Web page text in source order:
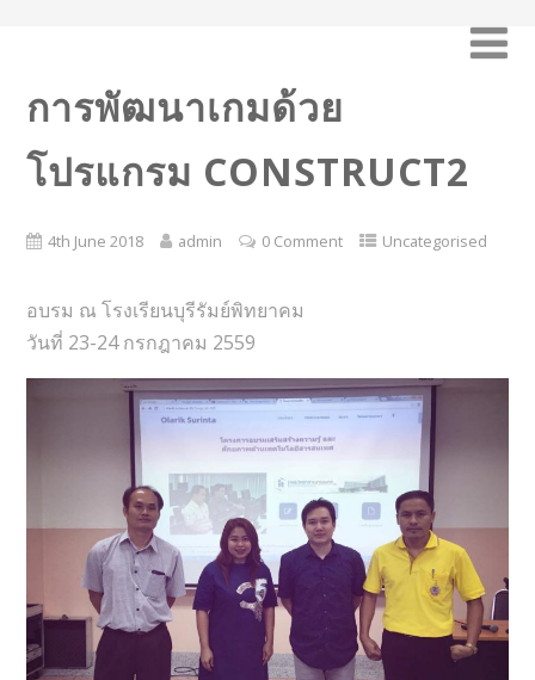
การพัฒนาเกมด้วย
โปรแกรม CONSTRUCT2
4th June 2018 admin 0 Comment Uncategorised
อบรม ณ โรงเรียนบุรีรัมย์พิทยาคม
วันที่ 23-24 กรกฎาคม 2559